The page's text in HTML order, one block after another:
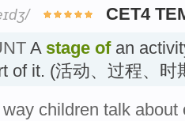
CET4
A stage ofan
of it. (活动、过程、时
children talk